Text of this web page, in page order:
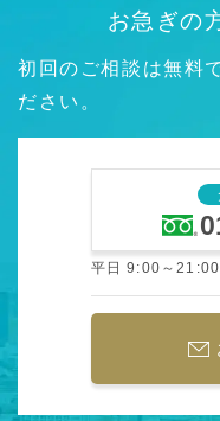
お急ぎの
初回のご相談は無料
ださい。
平日 9:00～